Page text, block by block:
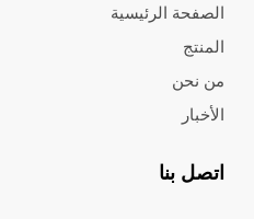
الصفحة الرئيسية
المنتج
من نحن
الأخبار
اتصل بنا